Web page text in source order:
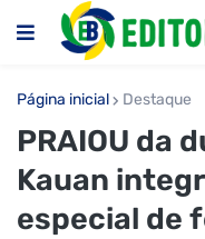
Página inicial Destaque
PRAIOU da
Kauan
especial de